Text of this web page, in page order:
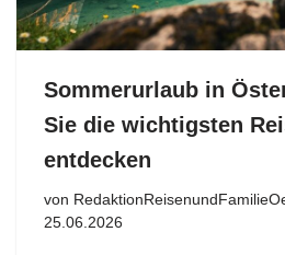
Sommerurlaub in
Sie die wichtigsten
entdecken
von
25.06.2026